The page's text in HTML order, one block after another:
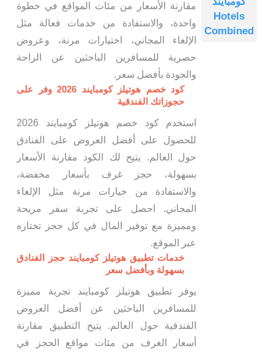
Hotels
Combined
مقارنة الأسعار من مئات المواقع في خطوة
واحدة، والاستفادة من خدمات فعالة مثل
الإلغاء المجاني، اختيارات مرنة، وعروض
حصرية للمسافرين الباحثين عن الراحة
والجودة بأفضل سعر.
كود خصم هوتيلز كومبايند 2026 وفر على
حجوزاتك الفندقية
استخدم كود خصم هوتيلز كومبايند 2026
للحصول على أفضل العروض على الفنادق
حول العالم. يتيح لك الكود مقارنة الأسعار
بسهولة، حجز غرف بأسعار مخفضة،
والاستفادة من خيارات مرنة مثل الإلغاء
المجاني. احصل على تجربة سفر مريحة
ومميزة مع توفير المال في كل حجز تختاره
عبر الموقع.
خدمات تطبيق هوتيلز كومبايند حجز الفنادق
بسهولة وبأفضل سعر
يوفر تطبيق هوتيلز كومبايند تجربة مميزة
للمسافرين الباحثين عن أفضل العروض
الفندقية حول العالم. يتيح التطبيق مقارنة
أسعار الغرف من مئات مواقع الحجز في